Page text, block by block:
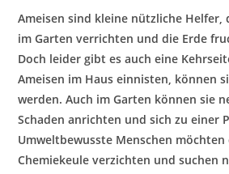
Ameisen sind kleine nützliche
im Garten verrichten und die Erde
Doch leider gibt es auch eine
Ameisen im Haus einnisten, können
werden. Auch im Garten können sie
Schaden anrichten und sich zu einer
Umweltbewusste Menschen
Chemiekeule verzichten und suchen